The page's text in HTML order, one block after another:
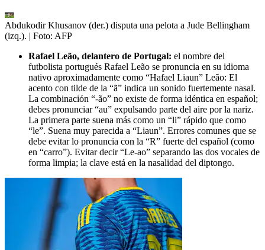
Abdukodir Khusanov (der.) disputa una pelota a Jude Bellingham
(izq.). | Foto: AFP
Rafael Leão, delantero de Portugal: el nombre del
futbolista portugués Rafael Leão se pronuncia en su idioma
nativo aproximadamente como “Hafael Liaun” Leão: El
acento con tilde de la “ã” indica un sonido fuertemente nasal.
La combinación “-ão” no existe de forma idéntica en español;
debes pronunciar “au” expulsando parte del aire por la nariz.
La primera parte suena más como un “li” rápido que como
“le”. Suena muy parecida a “Liaun”. Errores comunes que se
debe evitar lo pronuncia con la “R” fuerte del español (como
en “carro”). Evitar decir “Le-ao” separando las dos vocales de
forma limpia; la clave está en la nasalidad del diptongo.